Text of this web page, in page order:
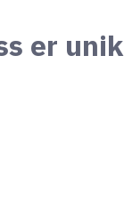
er unik